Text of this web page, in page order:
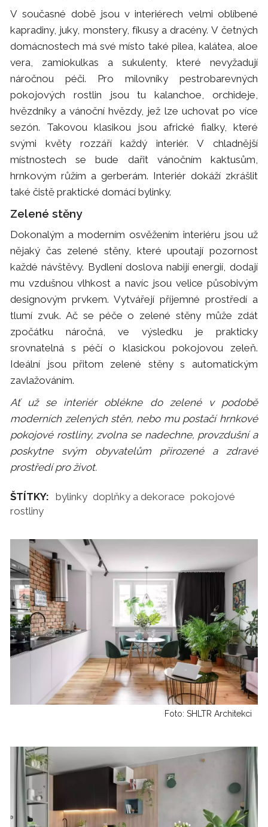
V současné době jsou v interiérech velmi oblíbené
kapradiny, juky, monstery, fíkusy a dracény. V četných
domácnostech má své místo také pilea, kalátea, aloe
vera, zamiokulkas a sukulenty, které nevyžadují
náročnou péči. Pro milovníky pestrobarevných
pokojových rostlin jsou tu kalanchoe, orchideje,
hvězdníky a vánoční hvězdy, jež lze uchovat po více
sezón. Takovou klasikou jsou africké fialky, které
svými květy rozzáří každý interiér. V chladnější
místnostech se bude dařit vánočním kaktusům,
hrnkovým růžím a gerberám. Interiér dokáží zkrášlit
také čistě praktické domácí bylinky.
Zelené stěny
Dokonalým a moderním osvěžením interiéru jsou už
nějaký čas zelené stěny, které upoutají pozornost
každé návštěvy. Bydlení doslova nabijí energií, dodají
mu vzdušnou vlhkost a navíc jsou velice působivým
designovým prvkem. Vytvářejí příjemné prostředí a
tlumí zvuk. Ač se péče o zelené stěny může zdát
zpočátku náročná, ve výsledku je prakticky
srovnatelná s péčí o klasickou pokojovou zeleň.
Ideální jsou přitom zelené stěny s automatickým
zavlažováním.
Ať už se interiér oblékne do zelené v podobě
moderních zelených stěn, nebo mu postačí hrnkové
pokojové rostliny, zvolna se nadechne, provzdušní a
poskytne svým obyvatelům přirozené a zdravé
prostředí pro život.
ŠTÍTKY: bylinky doplňky a dekorace pokojové
rostliny
Foto: SHLTR Architekci